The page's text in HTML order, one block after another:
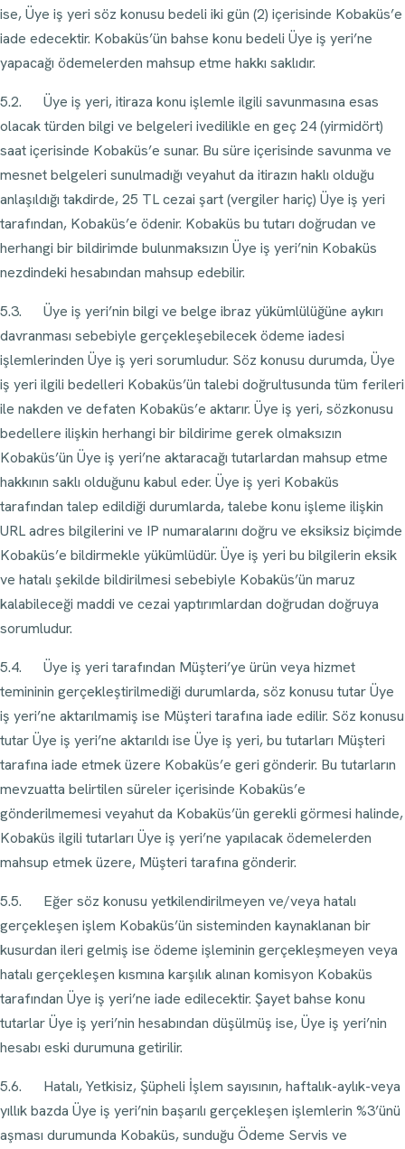
ise, Üye iş yeri söz konusu bedeli iki gün (2) içerisinde Kobaküs’e
iade edecektir. Kobaküs’ün bahse konu bedeli Üye iş yeri’ne
yapacağı ödemelerden mahsup etme hakkı saklıdır.
5.2. Üye iş yeri, itiraza konu işlemle ilgili savunmasına esas
olacak türden bilgi ve belgeleri ivedilikle en geç 24 (yirmidört)
saat içerisinde Kobaküs’e sunar. Bu süre içerisinde savunma ve
mesnet belgeleri sunulmadığı veyahut da itirazın haklı olduğu
anlaşıldığı takdirde, 25 TL cezai şart (vergiler hariç) Üye iş yeri
tarafından, Kobaküs’e ödenir. Kobaküs bu tutarı doğrudan ve
herhangi bir bildirimde bulunmaksızın Üye iş yeri’nin Kobaküs
nezdindeki hesabından mahsup edebilir.
5.3. Üye iş yeri’nin bilgi ve belge ibraz yükümlülüğüne aykırı
davranması sebebiyle gerçekleşebilecek ödeme iadesi
işlemlerinden Üye iş yeri sorumludur. Söz konusu durumda, Üye
iş yeri ilgili bedelleri Kobaküs’ün talebi doğrultusunda tüm ferileri
ile nakden ve defaten Kobaküs’e aktarır. Üye iş yeri, sözkonusu
bedellere ilişkin herhangi bir bildirime gerek olmaksızın
Kobaküs’ün Üye iş yeri’ne aktaracağı tutarlardan mahsup etme
hakkının saklı olduğunu kabul eder. Üye iş yeri Kobaküs
tarafından talep edildiği durumlarda, talebe konu işleme ilişkin
URL adres bilgilerini ve IP numaralarını doğru ve eksiksiz biçimde
Kobaküs’e bildirmekle yükümlüdür. Üye iş yeri bu bilgilerin eksik
ve hatalı şekilde bildirilmesi sebebiyle Kobaküs’ün maruz
kalabileceği maddi ve cezai yaptırımlardan doğrudan doğruya
sorumludur.
5.4. Üye iş yeri tarafından Müşteri’ye ürün veya hizmet
temininin gerçekleştirilmediği durumlarda, söz konusu tutar Üye
iş yeri’ne aktarılmamiş ise Müşteri tarafına iade edilir. Söz konusu
tutar Üye iş yeri’ne aktarıldı ise Üye iş yeri, bu tutarları Müşteri
tarafına iade etmek üzere Kobaküs’e geri gönderir. Bu tutarların
mevzuatta belirtilen süreler içerisinde Kobaküs’e
gönderilmemesi veyahut da Kobaküs’ün gerekli görmesi halinde,
Kobaküs ilgili tutarları Üye iş yeri’ne yapılacak ödemelerden
mahsup etmek üzere, Müşteri tarafına gönderir.
5.5. Eğer söz konusu yetkilendirilmeyen ve/veya hatalı
gerçekleşen işlem Kobaküs’ün sisteminden kaynaklanan bir
kusurdan ileri gelmiş ise ödeme işleminin gerçekleşmeyen veya
hatalı gerçekleşen kısmına karşılık alınan komisyon Kobaküs
tarafından Üye iş yeri’ne iade edilecektir. Şayet bahse konu
tutarlar Üye iş yeri’nin hesabından düşülmüş ise, Üye iş yeri’nin
hesabı eski durumuna getirilir.
5.6. Hatalı, Yetkisiz, Şüpheli İşlem sayısının, haftalık-aylık-veya
yıllık bazda Üye iş yeri’nin başarılı gerçekleşen işlemlerin %3’ünü
aşması durumunda Kobaküs, sunduğu Ödeme Servis ve